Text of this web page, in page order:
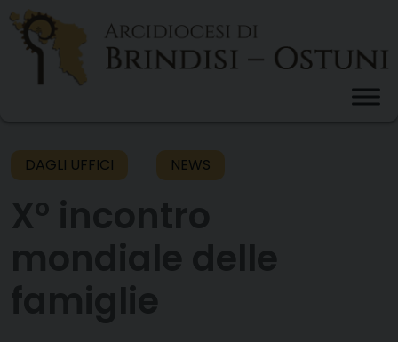
Skip
content
DAGLI UFFICI NEWS